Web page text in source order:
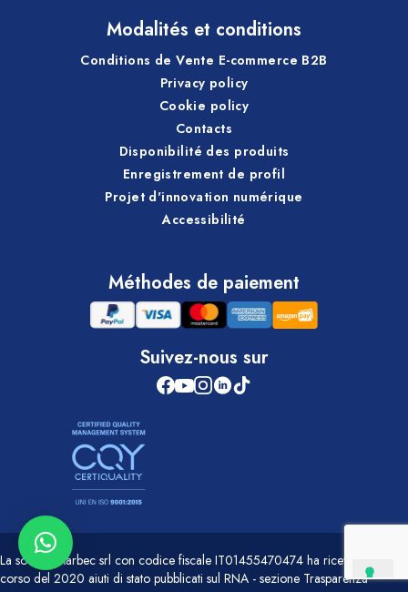
Modalités et conditions
Conditions de Vente E-commerce B2B
Privacy policy
Cookie policy
Contacts
Disponibilité des produits
Enregistrement de profil
Projet d'innovation numérique
Accessibilité
Méthodes de paiement
Suivez-nous sur
La società Marbec srl con codice fiscale IT01455470474 ha ricevuto nel
corso del 2020 aiuti di stato pubblicati sul RNA - sezione Trasparenza